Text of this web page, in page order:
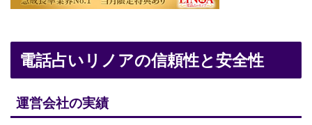
電話占いリノアの信頼性と安全性
運営会社の実績